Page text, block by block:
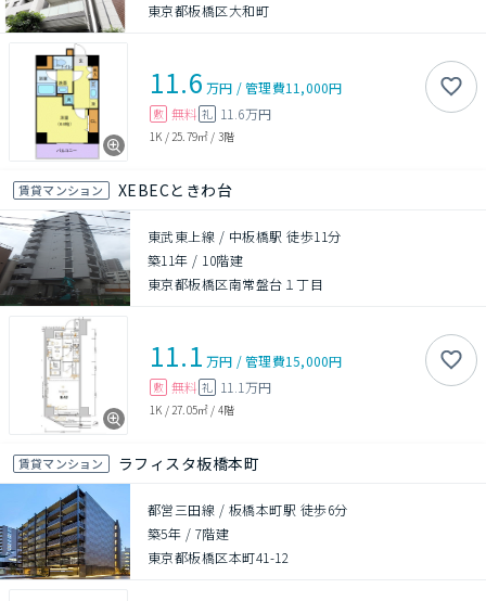
東京都板橋区大和町
11.6 万円 /管理費11,000円
敷 無料 礼 11.6万円
1K / 25.79㎡ / 3階
賃貸マンション XEBECときわ台
東武東上線 / 中板橋駅 徒歩11分
築11年 / 10階建
東京都板橋区南常盤台１丁目
11.1 万円 /管理費15,000円
敷 無料 礼 11.1万円
1K / 27.05㎡ / 4階
賃貸マンション ラフィスタ板橋本町
都営三田線 / 板橋本町駅 徒歩6分
築5年 / 7階建
東京都板橋区本町41-12